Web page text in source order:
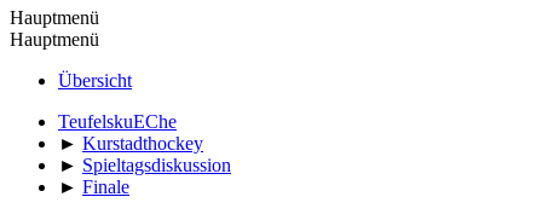
Hauptmenü
Hauptmenü
Übersicht
TeufelskuEChe
► Kurstadthockey
► Spieltagsdiskussion
► Finale